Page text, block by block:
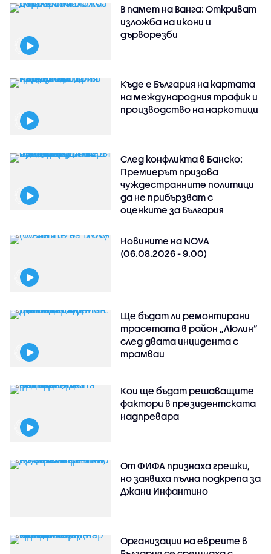
В памет на Ванга: Откриват
изложба на икони и
дърворезби
Къде е България на картата
на международния трафик и
производство на наркотици
След конфликта в Банско:
Премиерът призова
чуждестранните политици
да не прибързват с
оценките за България
Новините на NOVA
(06.08.2026 - 9.00)
Ще бъдат ли ремонтирани
трасетата в район „Люлин”
след двата инцидента с
трамваи
Кои ще бъдат решаващите
фактори в президентската
надпревара
От ФИФА признаха грешки,
но заявиха пълна подкрепа за
Джани Инфантино
Организации на евреите в